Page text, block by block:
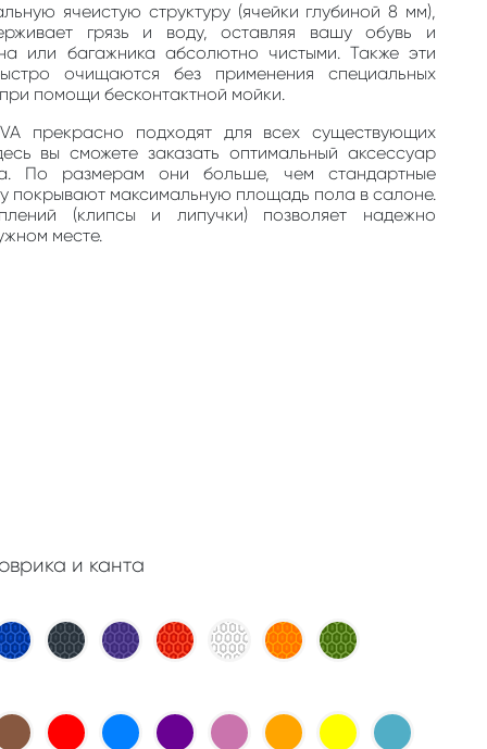
ячеистую структуру (ячейки глубиной 8 мм),
грязь и воду, оставляя вашу обувь и
или багажника абсолютно чистыми. Также эти
очищаются без применения специальных
помощи бесконтактной мойки.
прекрасно подходят для всех существующих
вы сможете заказать оптимальный аксессуар
По размерам они больше, чем стандартные
покрывают максимальную площадь пола в салоне.
(клипсы и липучки) позволяет надежно
месте.
и канта